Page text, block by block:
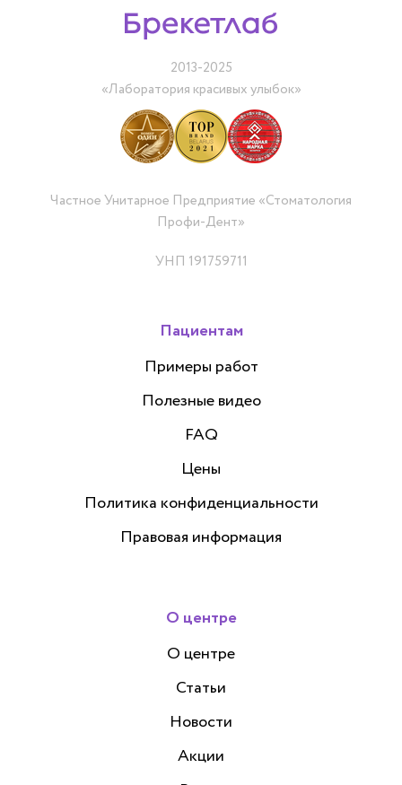
2013-2025
«Лаборатория красивых улыбок»
Частное Унитарное Предприятие «Стоматология
Профи-Дент»
УНП 191759711
Пациентам
Примеры работ
Полезные видео
FAQ
Цены
Политика конфиденциальности
Правовая информация
О центре
О центре
Статьи
Новости
Акции